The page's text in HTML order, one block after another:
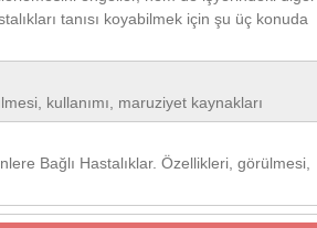
tanısı koyabilmek için şu üç konuda
kullanımı, maruziyet kaynakları
Bağlı Hastalıklar. Özellikleri, görülmesi,